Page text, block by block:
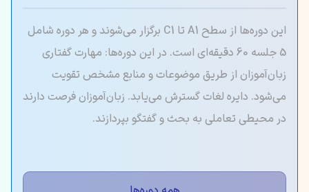
این دوره‌ها از سطح A1 تا C1 برگزار می‌شوند و هر دوره شامل
5 جلسه 60 دقیقه‌ای است. در این دوره‌ها: مهارت گفتاری
زبان‌آموزان از طریق موضوعات و منابع مشخص تقویت
می‌شود. دایره لغات گسترش می‌یابد. زبان‌آموزان فرصت دارند
در محیطی تعاملی به بحث و گفتگو بپردازند.